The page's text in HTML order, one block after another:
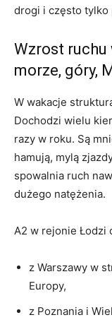
drogi i często tylko
Wzrost ruchu
morze, góry,
W wakacje
Dochodzi wielu
razy w roku. Są
hamują, mylą
spowalnia ruch
dużego natężenia.
A2 w rejonie Łodzi
z Warszawy w
Europy,
z Poznania i